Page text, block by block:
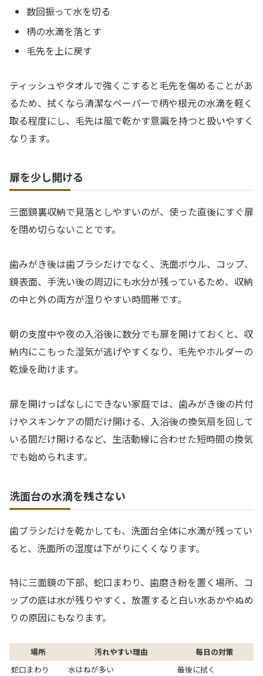
数回振って水を切る
柄の水滴を落とす
毛先を上に戻す
ティッシュやタオルで強くこすると毛先を傷めることがあ
るため、拭くなら清潔なペーパーで柄や根元の水滴を軽く
取る程度にし、毛先は風で乾かす意識を持つと扱いやすく
なります。
扉を少し開ける
三面鏡裏収納で見落としやすいのが、使った直後にすぐ扉
を閉め切らないことです。
歯みがき後は歯ブラシだけでなく、洗面ボウル、コップ、
鏡表面、手洗い後の周辺にも水分が残っているため、収納
の中と外の両方が湿りやすい時間帯です。
朝の支度中や夜の入浴後に数分でも扉を開けておくと、収
納内にこもった湿気が逃げやすくなり、毛先やホルダーの
乾燥を助けます。
扉を開けっぱなしにできない家庭では、歯みがき後の片付
けやスキンケアの間だけ開ける、入浴後の換気扇を回して
いる間だけ開けるなど、生活動線に合わせた短時間の換気
でも始められます。
洗面台の水滴を残さない
歯ブラシだけを乾かしても、洗面台全体に水滴が残ってい
ると、洗面所の湿度は下がりにくくなります。
特に三面鏡の下部、蛇口まわり、歯磨き粉を置く場所、コ
ップの底は水が残りやすく、放置すると白い水あかやぬめ
りの原因にもなります。
場所 汚れやすい理由
毎日の対策
蛇口まわり
水はねが多い
最後に拭く